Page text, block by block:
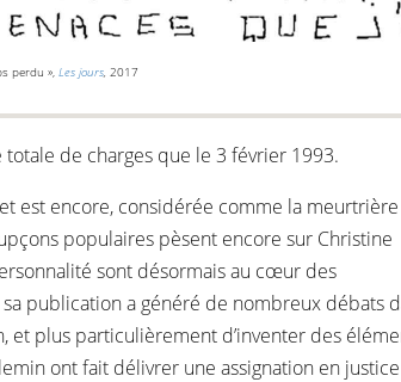
perdu », Les jours, 2017
de charges que le 3 février 1993.
est encore, considérée comme la
populaires pèsent encore sur Christine
sont désormais au cœur des
publication a généré de nombreux débats
et plus particulièrement d’inventer des
ont fait délivrer une assignation en